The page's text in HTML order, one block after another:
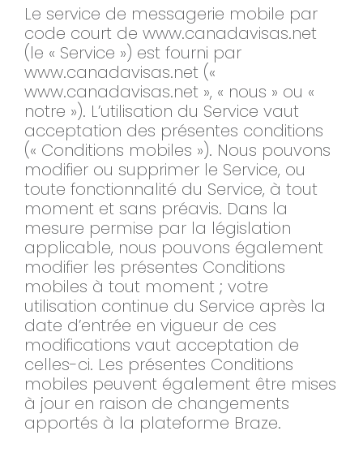
Le service de messagerie mobile par
code court de www.canadavisas.net
(le « Service ») est fourni par
www.canadavisas.net («
www.canadavisas.net », « nous » ou «
notre »). L’utilisation du Service vaut
acceptation des présentes conditions
(« Conditions mobiles »). Nous pouvons
modifier ou supprimer le Service, ou
toute fonctionnalité du Service, à tout
moment et sans préavis. Dans la
mesure permise par la législation
applicable, nous pouvons également
modifier les présentes Conditions
mobiles à tout moment ; votre
utilisation continue du Service après la
date d’entrée en vigueur de ces
modifications vaut acceptation de
celles-ci. Les présentes Conditions
mobiles peuvent également être mises
à jour en raison de changements
apportés à la plateforme Braze.